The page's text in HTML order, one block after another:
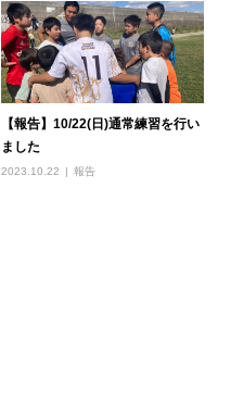
【報告】10/22(日)通常練習を行い
ました
2023.10.22 報告